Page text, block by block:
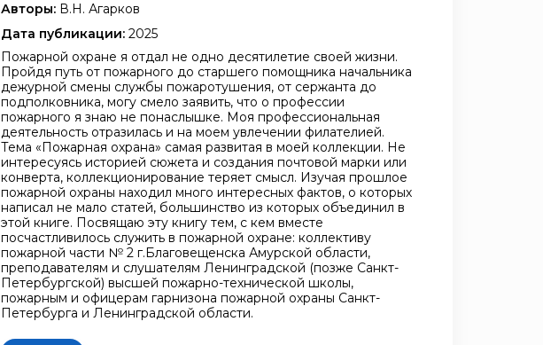
Авторы: В.Н. Агарков
Дата публикации: 2025
Пожарной охране я отдал не одно десятилетие своей жизни.
Пройдя путь от пожарного до старшего помощника начальника
дежурной смены службы пожаротушения, от сержанта до
подполковника, могу смело заявить, что о профессии
пожарного я знаю не понаслышке. Моя профессиональная
деятельность отразилась и на моем увлечении филателией.
Тема «Пожарная охрана» самая развитая в моей коллекции. Не
интересуясь историей сюжета и создания почтовой марки или
конверта, коллекционирование теряет смысл. Изучая прошлое
пожарной охраны находил много интересных фактов, о которых
написал не мало статей, большинство из которых объединил в
этой книге. Посвящаю эту книгу тем, с кем вместе
посчастливилось служить в пожарной охране: коллективу
пожарной части № 2 г.Благовещенска Амурской области,
преподавателям и слушателям Ленинградской (позже Санкт-
Петербургской) высшей пожарно-технической школы,
пожарным и офицерам гарнизона пожарной охраны Санкт-
Петербурга и Ленинградской области.